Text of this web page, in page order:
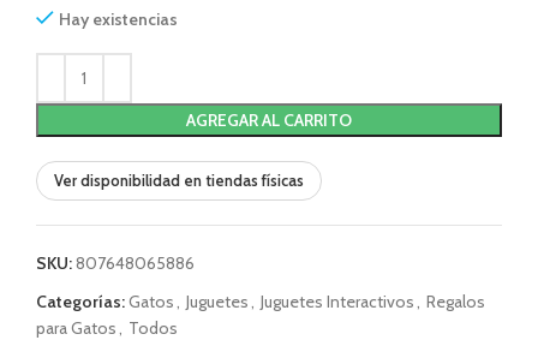
Hay existencias
AGREGAR AL CARRITO
Ver disponibilidad en tiendas físicas
SKU:807648065886
Categorías:Gatos, Juguetes, Juguetes Interactivos, Regalos
para Gatos, Todos